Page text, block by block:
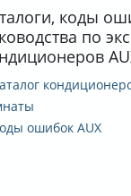
коды
по
ошибок AUX